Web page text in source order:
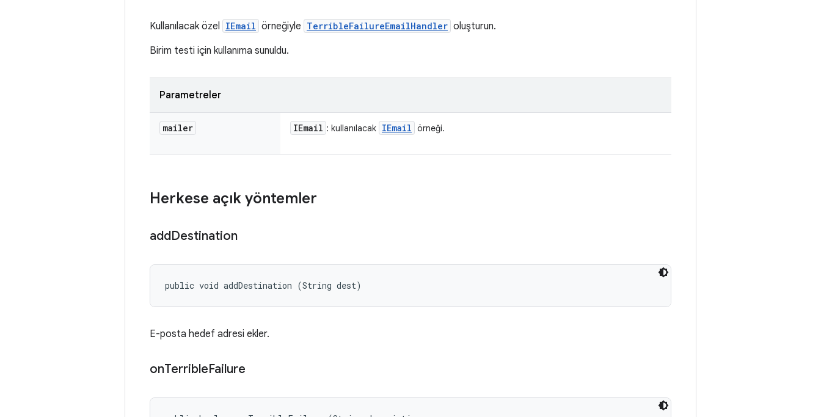
Kullanılacak özel IEmail örneğiyle TerribleFailureEmailHandler oluşturun.
Birim testi için kullanıma sunuldu.
Parametreler
mailer IEmail : kullanılacak IEmail örneği.
Herkese açık yöntemler
addDestination
public void addDestination (String dest)
E-posta hedef adresi ekler.
onTerribleFailure